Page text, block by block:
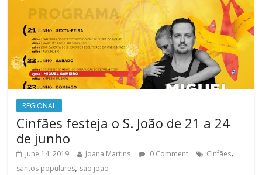
REGIONAL
Cinfães festeja o S. João de 21 a 24
de junho
June 14, 2019 Joana Martins 0 Comment Cinfães,
santos populares, são joão